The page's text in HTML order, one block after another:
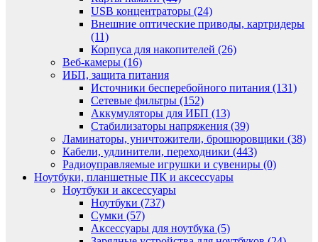
USB концентраторы (24)
Внешние оптические приводы, картридеры
(11)
Корпуса для накопителей (26)
Веб-камеры (16)
ИБП, защита питания
Источники бесперебойного питания (131)
Сетевые фильтры (152)
Аккумуляторы для ИБП (13)
Стабилизаторы напряжения (39)
Ламинаторы, уничтожители, брошюровщики (38)
Кабели, удлинители, переходники (443)
Радиоуправляемые игрушки и сувениры (0)
Ноутбуки, планшетные ПК и аксессуары
Ноутбуки и аксессуары
Ноутбуки (737)
Сумки (57)
Аксессуары для ноутбука (5)